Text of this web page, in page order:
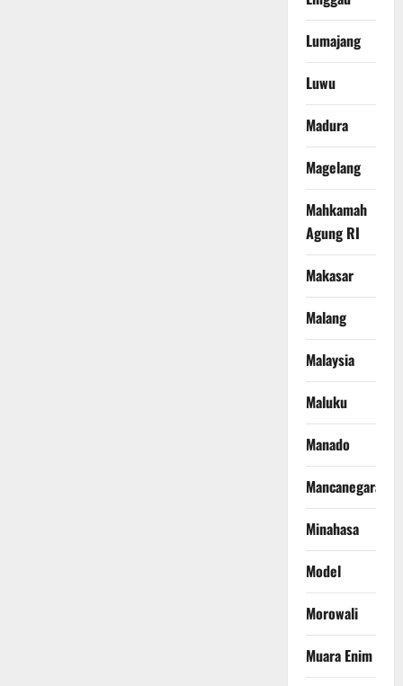
Lumajang
Luwu
Madura
Magelang
Mahkamah
Agung RI
Makasar
Malang
Malaysia
Maluku
Manado
Mancanegara
Minahasa
Model
Morowali
Muara Enim